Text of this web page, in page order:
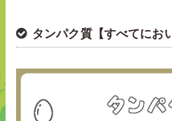
タンパク質【すべてにお